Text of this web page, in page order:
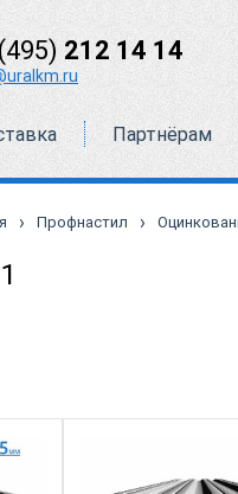
212 14 14
Партнёрам
› Профнастил ›